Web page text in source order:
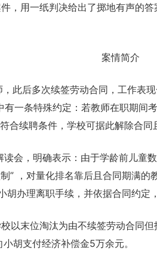
，用一纸判决给出了掷地有声的
案情简介
此后多次续签劳动合同，工作表
一条特殊约定：若教师在职期间
合续聘条件，学校可据此解除合同
会，明确表示：由于学龄前儿童
” ，对量化排名靠后且合同期满
办理离职手续，并依据合同约定
以末位淘汰为由不续签劳动合同
胡支付经济补偿金5万余元。